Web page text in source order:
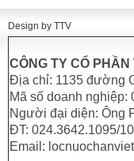
Design by TTV
CÔNG TY CỔ
Địa chỉ: 1135 đường
Mã số doanh nghiệp:
Người đại diện: Ông
ĐT: 024.3642.1095/
Email: